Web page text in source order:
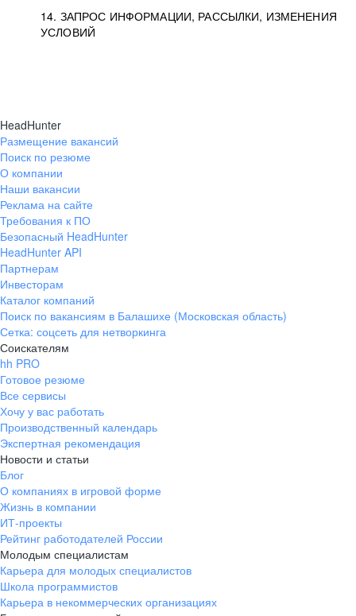
14. ЗАПРОС ИНФОРМАЦИИ, РАССЫЛКИ, ИЗМЕНЕНИЯ
УСЛОВИЙ
HeadHunter
Размещение вакансий
Поиск по резюме
О компании
Наши вакансии
Реклама на сайте
Требования к ПО
Безопасный HeadHunter
HeadHunter API
Партнерам
Инвесторам
Каталог компаний
Поиск по вакансиям в Балашихе (Московская область)
Сетка: соцсеть для нетворкинга
Соискателям
hh PRO
Готовое резюме
Все сервисы
Хочу у вас работать
Производственный календарь
Экспертная рекомендация
Новости и статьи
Блог
О компаниях в игровой форме
Жизнь в компании
ИТ-проекты
Рейтинг работодателей России
Молодым специалистам
Карьера для молодых специалистов
Школа программистов
Карьера в некоммерческих организациях